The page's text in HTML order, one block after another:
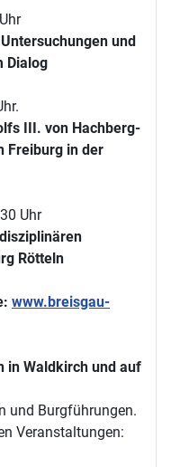
und
Dialog
III. von Hachberg-
Freiburg in der
Uhr
Rötteln
www.breisgau-
in Waldkirch und auf
und Burgführungen.
Veranstaltungen: